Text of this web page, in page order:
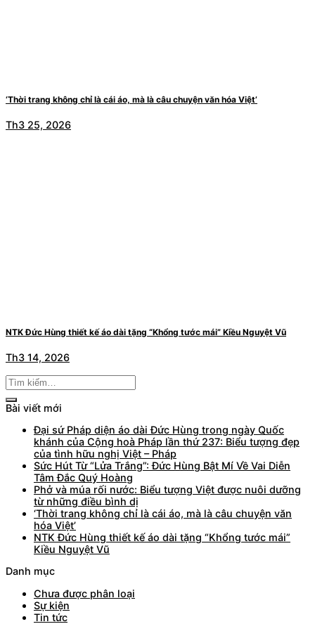
‘Thời trang không chỉ là cái áo, mà là câu chuyện văn hóa Việt’
Th3 25, 2026
NTK Đức Hùng thiết kế áo dài tặng “Khổng tước mái” Kiều Nguyệt Vũ
Th3 14, 2026
Bài viết mới
Đại sứ Pháp diện áo dài Đức Hùng trong ngày Quốc
khánh của Cộng hoà Pháp lần thứ 237: Biểu tượng đẹp
của tình hữu nghị Việt – Pháp
Sức Hút Từ “Lửa Trắng”: Đức Hùng Bật Mí Về Vai Diễn
Tâm Đắc Quý Hoàng
Phở và múa rối nước: Biểu tượng Việt được nuôi dưỡng
từ những điều bình dị
‘Thời trang không chỉ là cái áo, mà là câu chuyện văn
hóa Việt’
NTK Đức Hùng thiết kế áo dài tặng “Khổng tước mái”
Kiều Nguyệt Vũ
Danh mục
Chưa được phân loại
Sự kiện
Tin tức